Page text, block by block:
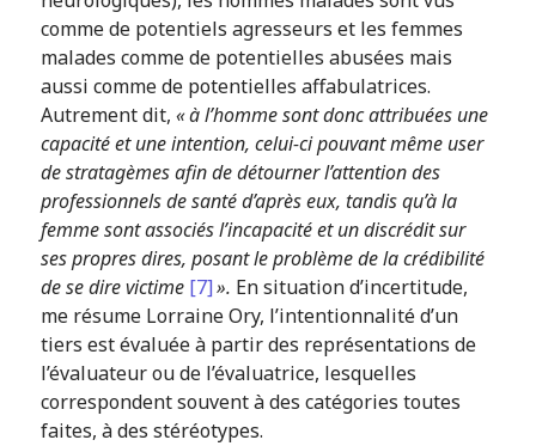
comme de potentiels agresseurs et les femmes
malades comme de potentielles abusées mais
aussi comme de potentielles affabulatrices.
Autrement dit, « à l’homme sont donc attribuées une
capacité et une intention, celui-ci pouvant même user
de stratagèmes afin de détourner l’attention des
professionnels de santé d’après eux, tandis qu’à la
femme sont associés l’incapacité et un discrédit sur
ses propres dires, posant le problème de la crédibilité
de se dire victime [7]». En situation d’incertitude,
me résume Lorraine Ory, l’intentionnalité d’un
tiers est évaluée à partir des représentations de
l’évaluateur ou de l’évaluatrice, lesquelles
correspondent souvent à des catégories toutes
faites, à des stéréotypes.